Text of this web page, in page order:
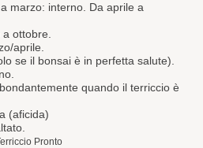
marzo: interno. Da aprile a
ottobre.
aprile.
se il bonsai è in perfetta salute).
quando il terriccio è
(aficida)
Pronto